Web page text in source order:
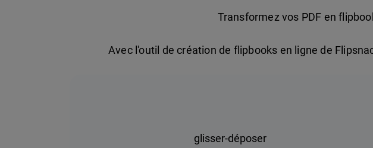
Transformez vos PDF en
Avec l'outil de création de flipbooks en ligne de
glisser-déposer